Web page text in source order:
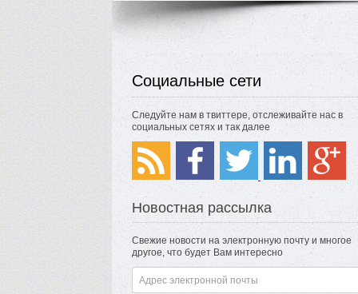
Социальные сети
Следуйте нам в твиттере, отслеживайте нас в
социальных сетях и так далее
Новостная рассылка
Свежие новости на электронную почту и многое
другое, что будет Вам интересно